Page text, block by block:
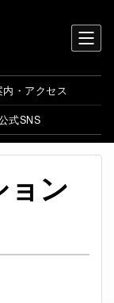
内・アクセス
式SNS
ョン